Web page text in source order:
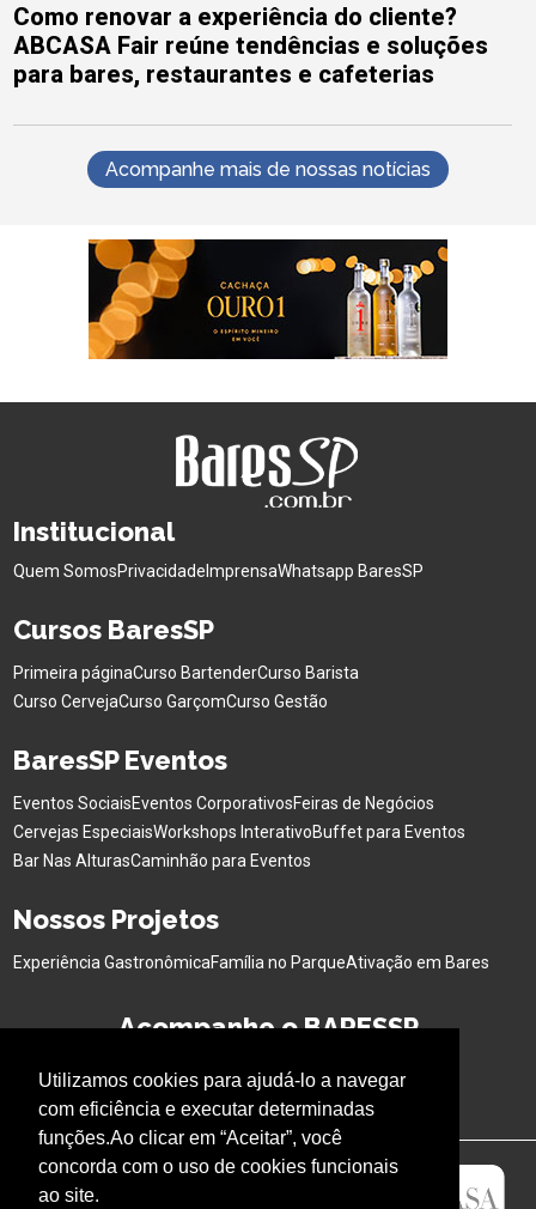
Utilizamos cookies para ajudá-lo a navegar
com eficiência e executar determinadas
funções.Ao clicar em “Aceitar”, você
concorda com o uso de cookies funcionais
ao site.
Como renovar a experiência do cliente?
ABCASA Fair reúne tendências e soluções
para bares, restaurantes e cafeterias
Acompanhe mais de nossas notícias
Institucional
Quem SomosPrivacidade ImprensaWhatsapp BaresSP
Cursos BaresSP
Primeira páginaCurso BartenderCurso Barista
Curso CervejaCurso GarçomCurso Gestão
BaresSP Eventos
Eventos SociaisEventos CorporativosFeiras de Negócios
Cervejas EspeciaisWorkshops InterativoBuffet para Eventos
Bar Nas AlturasCaminhão para Eventos
Nossos Projetos
Experiência GastronômicaFamília no ParqueAtivação em Bares
Acompanhe o BARESSP